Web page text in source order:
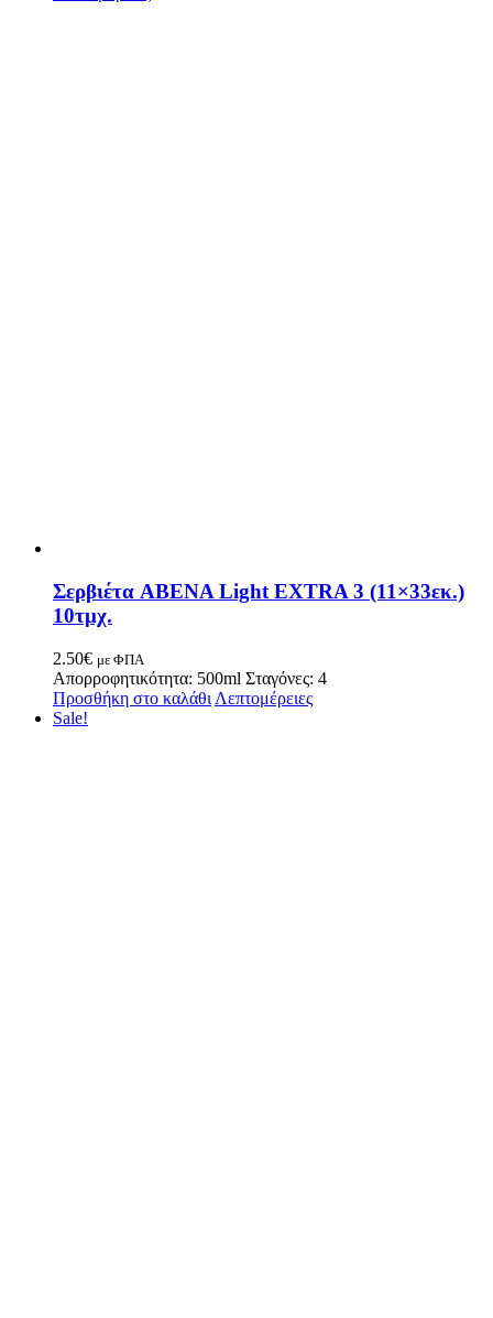
Σερβιέτα ABENA Light EXTRA 3 (11×33εκ.)
10τμχ.
2.50€ με ΦΠΑ
Απορροφητικότητα: 500ml Σταγόνες: 4
Προσθήκη στο καλάθι Λεπτομέρειες
Sale!